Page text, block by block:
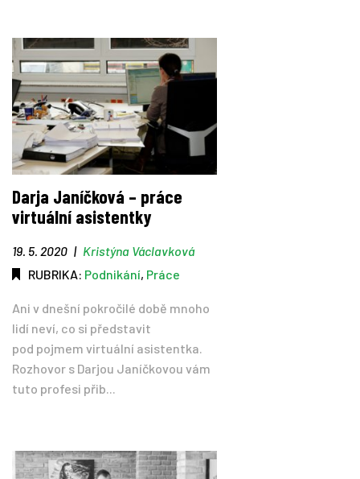
Darja Janíčková – práce
virtuální asistentky
19. 5. 2020 | Kristýna Václavková
RUBRIKA: Podnikání, Práce
Ani v dnešní pokročilé době mnoho
lidí neví, co si představit
pod pojmem virtuální asistentka.
Rozhovor s Darjou Janíčkovou vám
tuto profesi přib...